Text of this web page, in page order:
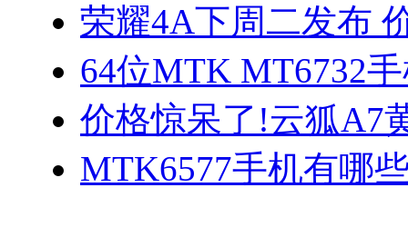
荣耀4A下周二发布
64位MTK MT6732
价格惊呆了!云狐A7
MTK6577手机有哪